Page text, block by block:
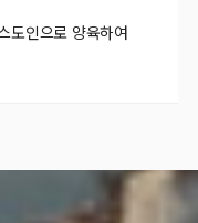
도인으로 양육하여